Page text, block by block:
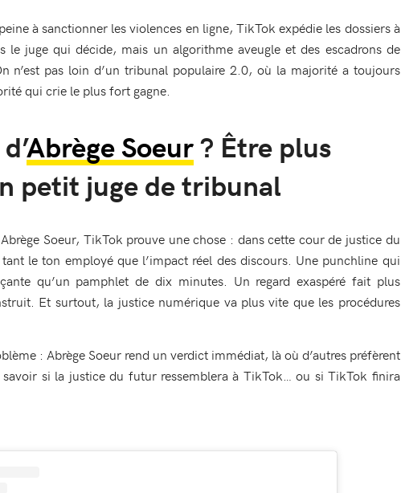
à sanctionner les violences en ligne, TikTok expédie les dossiers à
le juge qui décide, mais un algorithme aveugle et des escadrons de
n’est pas loin d’un tribunal populaire 2.0, où la majorité a toujours
qui crie le plus fort gagne.
Abrège Soeur? Être plus
petit juge de tribunal
Soeur, TikTok prouve une chose : dans cette cour de justice du
le ton employé que l’impact réel des discours. Une punchline qui
qu’un pamphlet de dix minutes. Un regard exaspéré fait plus
Et surtout, la justice numérique va plus vite que les procédures
: Abrège Soeur rend un verdict immédiat, là où d’autres préfèrent
savoir si la justice du futur ressemblera à TikTok… ou si TikTok finira